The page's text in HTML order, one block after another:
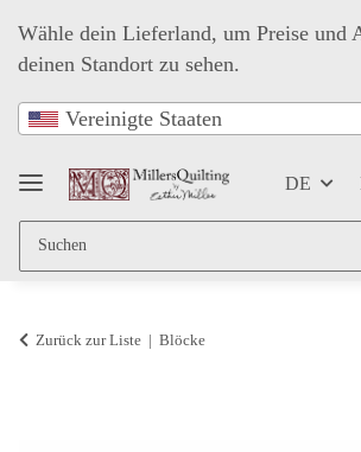
Wähle dein Lieferland, um Preise und
deinen Standort zu sehen.
Vereinigte Staaten
DE
Zurück zur Liste Blöcke